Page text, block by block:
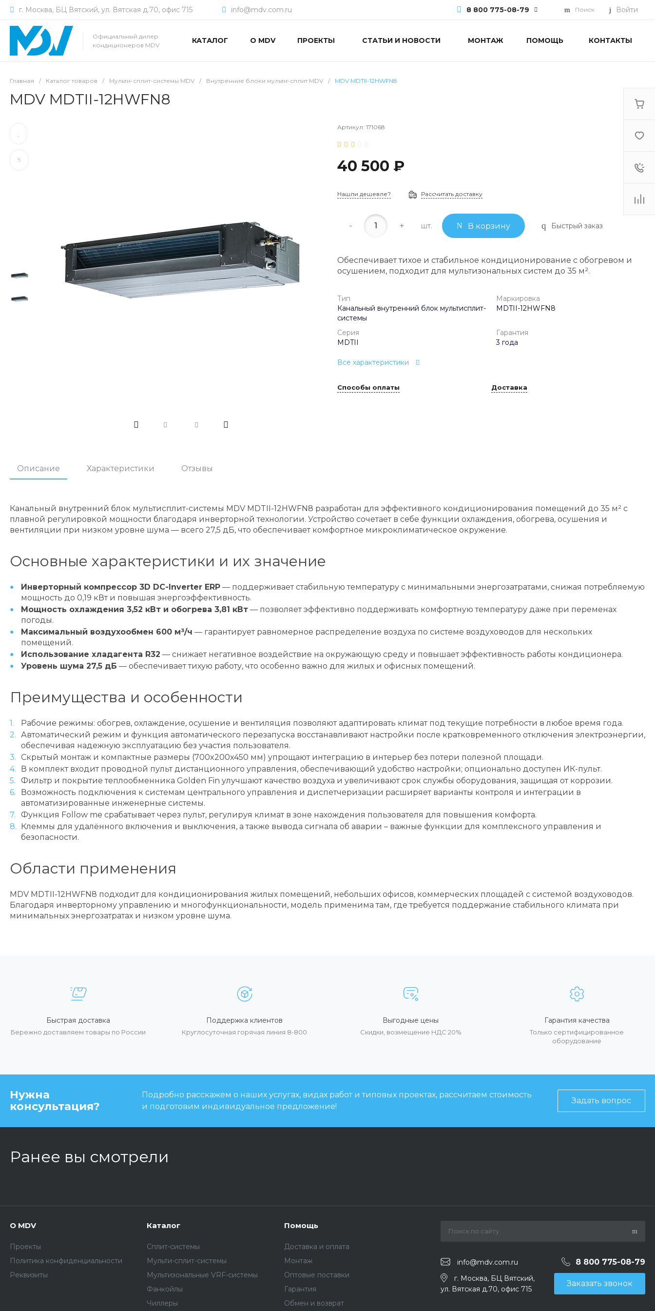
г. Москва, БЦ Вятский, ул. Вятская д.70, офис 715 info@mdv.com.ru 8 800 775-08-79 Поиск Войти
Официальный дилер
кондиционеров MDV
КАТАЛОГ О MDV ПРОЕКТЫ СТАТЬИ И НОВОСТИ МОНТАЖ ПОМОЩЬ КОНТАКТЫ
Главная / Каталог товаров / Мульти-сплит-системы MDV / Внутренние блоки мульти-сплит MDV / MDV MDTII-12HWFN8
MDV MDTII-12HWFN8
Артикул: 171068
40 500 ₽
Нашли дешевле? Рассчитать доставку
- + шт. В корзину Быстрый заказ
Обеспечивает тихое и стабильное кондиционирование с обогревом и
осушением, подходит для мультизональных систем до 35 м².
Тип
Канальный внутренний блок мультисплит-
системы
Маркировка
MDTII-12HWFN8
Серия
MDTII
Гарантия
3 года
Все характеристики
Способы оплаты Доставка
Описание Характеристики Отзывы
Канальный внутренний блок мультисплит-системы MDV MDTII-12HWFN8 разработан для эффективного кондиционирования помещений до 35 м² с
плавной регулировкой мощности благодаря инверторной технологии. Устройство сочетает в себе функции охлаждения, обогрева, осушения и
вентиляции при низком уровне шума — всего 27,5 дБ, что обеспечивает комфортное микроклиматическое окружение.
Основные характеристики и их значение
Инверторный компрессор 3D DC-Inverter ERP— поддерживает стабильную температуру с минимальными энергозатратами, снижая потребляемую
мощность до 0,19 кВт и повышая энергоэффективность.
Мощность охлаждения 3,52 кВт и обогрева 3,81 кВт— позволяет эффективно поддерживать комфортную температуру даже при переменах
погоды.
Максимальный воздухообмен 600 м³/ч — гарантирует равномерное распределение воздуха по системе воздуховодов для нескольких
помещений.
Использование хладагента R32 — снижает негативное воздействие на окружающую среду и повышает эффективность работы кондиционера.
Уровень шума 27,5 дБ — обеспечивает тихую работу, что особенно важно для жилых и офисных помещений.
Преимущества и особенности
Рабочие режимы: обогрев, охлаждение, осушение и вентиляция позволяют адаптировать климат под текущие потребности в любое время года.
Автоматический режим и функция автоматического перезапуска восстанавливают настройки после кратковременного отключения электроэнергии,
обеспечивая надежную эксплуатацию без участия пользователя.
Скрытый монтаж и компактные размеры (700x200x450 мм) упрощают интеграцию в интерьер без потери полезной площади.
В комплект входит проводной пульт дистанционного управления, обеспечивающий удобство настройки; опционально доступен ИК-пульт.
Фильтр и покрытие теплообменника Golden Fin улучшают качество воздуха и увеличивают срок службы оборудования, защищая от коррозии.
Возможность подключения к системам центрального управления и диспетчеризации расширяет варианты контроля и интеграции в
автоматизированные инженерные системы.
Функция Follow me срабатывает через пульт, регулируя климат в зоне нахождения пользователя для повышения комфорта.
Клеммы для удалённого включения и выключения, а также вывода сигнала об аварии – важные функции для комплексного управления и
безопасности.
Области применения
MDV MDTII-12HWFN8 подходит для кондиционирования жилых помещений, небольших офисов, коммерческих площадей с системой воздуховодов.
Благодаря инверторному управлению и многофункциональности, модель применима там, где требуется поддержание стабильного климата при
минимальных энергозатратах и низком уровне шума.
Быстрая доставка
Бережно доставляем товары по России
Поддержка клиентов
Круглосуточная горячая линия 8-800
Выгодные цены
Скидки, возмещение НДС 20%
Гарантия качества
Только сертифицированное
оборудование
Нужна
консультация?
Подробно расскажем о наших услугах, видах работ и типовых проектах, рассчитаем стоимость
и подготовим индивидуальное предложение!
Задать вопрос
Ранее вы смотрели
О MDV
Проекты
Политика конфиденциальности
Реквизиты
Каталог
Сплит-системы
Мульти-сплит-системы
Мультизональные VRF-системы
Фанкойлы
Чиллеры
Помощь
Доставка и оплата
Монтаж
Оптовые поставки
Гарантия
Обмен и возврат
info@mdv.com.ru 8 800 775-08-79
г. Москва, БЦ Вятский,
ул. Вятская д.70, офис 715
Заказать звонок